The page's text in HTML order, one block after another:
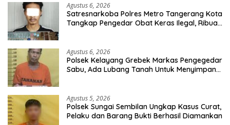
Agustus 6, 2026
Satresnarkoba Polres Metro Tangerang Kota
Tangkap Pengedar Obat Keras Ilegal, Ribuan
Agustus 6, 2026
Polsek Kelayang Grebek Markas Pengegedar
Sabu, Ada Lubang Tanah Untuk Menyimpan
Agustus 5, 2026
Polsek Sungai Sembilan Ungkap Kasus Curat,
Pelaku dan Barang Bukti Berhasil Diamankan